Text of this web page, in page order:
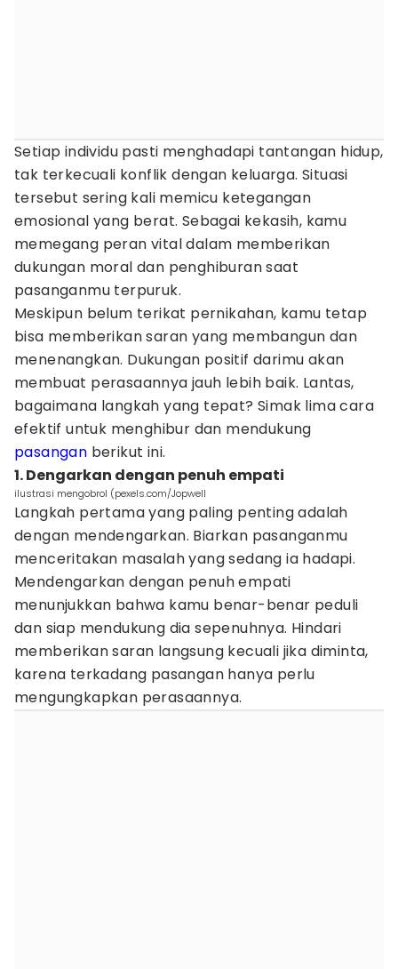
Setiap individu pasti menghadapi tantangan hidup,
tak terkecuali konflik dengan keluarga. Situasi
tersebut sering kali memicu ketegangan
emosional yang berat. Sebagai kekasih, kamu
memegang peran vital dalam memberikan
dukungan moral dan penghiburan saat
pasanganmu terpuruk.
Meskipun belum terikat pernikahan, kamu tetap
bisa memberikan saran yang membangun dan
menenangkan. Dukungan positif darimu akan
membuat perasaannya jauh lebih baik. Lantas,
bagaimana langkah yang tepat? Simak lima cara
efektif untuk menghibur dan mendukung
pasangan berikut ini.
1. Dengarkan dengan penuh empati
ilustrasi mengobrol (pexels.com/Jopwell
Langkah pertama yang paling penting adalah
dengan mendengarkan. Biarkan pasanganmu
menceritakan masalah yang sedang ia hadapi.
Mendengarkan dengan penuh empati
menunjukkan bahwa kamu benar-benar peduli
dan siap mendukung dia sepenuhnya. Hindari
memberikan saran langsung kecuali jika diminta,
karena terkadang pasangan hanya perlu
mengungkapkan perasaannya.